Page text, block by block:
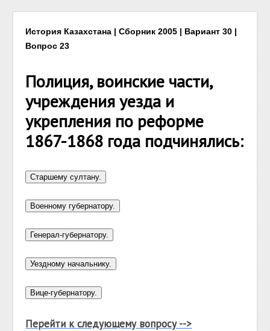
История Казахстана | Сборник 2005 | Вариант 30 |
Вопрос 23
Полиция, воинские части,
учреждения уезда и
укрепления по реформе
1867-1868 года подчинялись:
Перейти к следующему вопросу -->